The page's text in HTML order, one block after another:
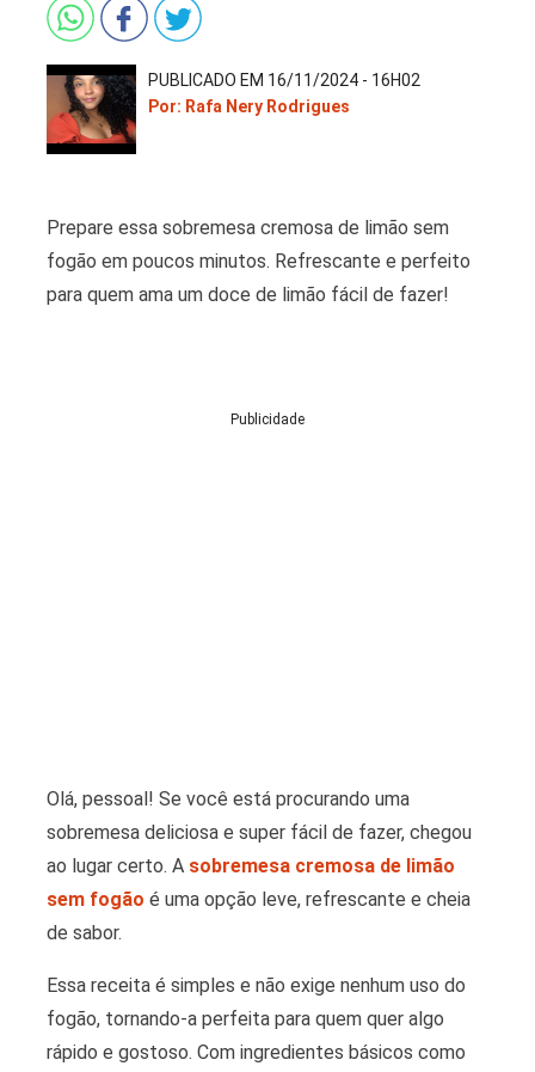
PUBLICADO EM 16/11/2024 - 16H02
Por: Rafa Nery Rodrigues
Prepare essa sobremesa cremosa de limão sem
fogão em poucos minutos. Refrescante e perfeito
para quem ama um doce de limão fácil de fazer!
Publicidade
Olá, pessoal! Se você está procurando uma
sobremesa deliciosa e super fácil de fazer, chegou
ao lugar certo. A sobremesa cremosa de limão
sem fogão é uma opção leve, refrescante e cheia
de sabor.
Essa receita é simples e não exige nenhum uso do
fogão, tornando-a perfeita para quem quer algo
rápido e gostoso. Com ingredientes básicos como